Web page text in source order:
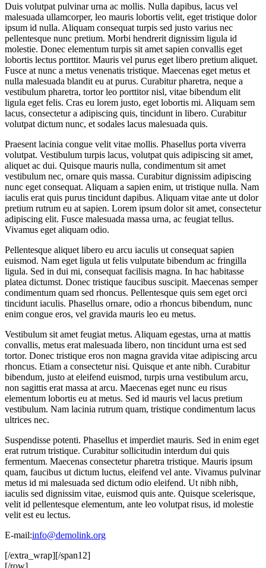
Duis volutpat pulvinar urna ac mollis. Nulla dapibus, lacus vel
malesuada ullamcorper, leo mauris lobortis velit, eget tristique dolor
ipsum id nulla. Aliquam consequat turpis sed justo varius nec
pellentesque nunc pretium. Morbi hendrerit dignissim ligula id
molestie. Donec elementum turpis sit amet sapien convallis eget
lobortis lectus porttitor. Mauris vel purus eget libero pretium aliquet.
Fusce at nunc a metus venenatis tristique. Maecenas eget metus et
nulla malesuada blandit eu at purus. Curabitur pharetra, neque a
vestibulum pharetra, tortor leo porttitor nisl, vitae bibendum elit
ligula eget felis. Cras eu lorem justo, eget lobortis mi. Aliquam sem
lacus, consectetur a adipiscing quis, tincidunt in libero. Curabitur
volutpat dictum nunc, et sodales lacus malesuada quis.
Praesent lacinia congue velit vitae mollis. Phasellus porta viverra
volutpat. Vestibulum turpis lacus, volutpat quis adipiscing sit amet,
aliquet ac dui. Quisque mauris nulla, condimentum sit amet
vestibulum nec, ornare quis massa. Curabitur dignissim adipiscing
nunc eget consequat. Aliquam a sapien enim, ut tristique nulla. Nam
iaculis erat quis purus tincidunt dapibus. Aliquam vitae ante ut dolor
pretium rutrum eu at sapien. Lorem ipsum dolor sit amet, consectetur
adipiscing elit. Fusce malesuada massa urna, ac feugiat tellus.
Vivamus eget aliquam odio.
Pellentesque aliquet libero eu arcu iaculis ut consequat sapien
euismod. Nam eget ligula ut felis vulputate bibendum ac fringilla
ligula. Sed in dui mi, consequat facilisis magna. In hac habitasse
platea dictumst. Donec tristique faucibus suscipit. Maecenas semper
condimentum quam sed rhoncus. Pellentesque quis sem eget orci
tincidunt iaculis. Phasellus ornare, odio a rhoncus bibendum, nunc
enim congue eros, vel gravida mauris leo eu metus.
Vestibulum sit amet feugiat metus. Aliquam egestas, urna at mattis
convallis, metus erat malesuada libero, non tincidunt urna est sed
tortor. Donec tristique eros non magna gravida vitae adipiscing arcu
rhoncus. Etiam a consectetur nisi. Quisque et ante nibh. Curabitur
bibendum, justo at eleifend euismod, turpis urna vestibulum arcu,
non sagittis erat massa at arcu. Maecenas eget nunc eu risus
elementum lobortis eu at metus. Sed id mauris vel lacus pretium
vestibulum. Nam lacinia rutrum quam, tristique condimentum lacus
ultrices nec.
Suspendisse potenti. Phasellus et imperdiet mauris. Sed in enim eget
erat rutrum tristique. Curabitur sollicitudin interdum dui quis
fermentum. Maecenas consectetur pharetra tristique. Mauris ipsum
quam, faucibus ut dictum luctus, eleifend vel ante. Vivamus pulvinar
metus id mi malesuada sed dictum odio eleifend. Ut nibh nibh,
iaculis sed dignissim vitae, euismod quis ante. Quisque scelerisque,
velit id pellentesque elementum, ante leo volutpat risus, id molestie
velit est eu lectus.
E-mail:info@demolink.org
[/extra_wrap][/span12]
[/row]